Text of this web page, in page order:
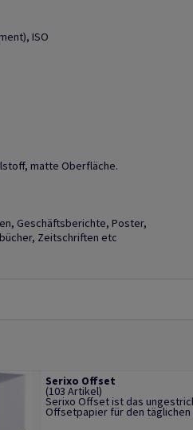
ISO
matte Oberfläche.
Geschäftsberichte, Poster,
Zeitschriften etc
Serixo Offset
(103 Artikel)
Serixo Offset ist das
Offsetpapier für den täglichen